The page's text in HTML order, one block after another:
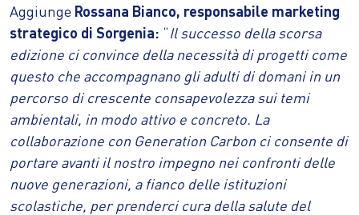
Aggiunge Rossana Bianco, responsabile marketing
strategico di Sorgenia: “Il successo della scorsa
edizione ci convince della necessità di progetti come
questo che accompagnano gli adulti di domani in un
percorso di crescente consapevolezza sui temi
ambientali, in modo attivo e concreto. La
collaborazione con Generation Carbon ci consente di
portare avanti il nostro impegno nei confronti delle
nuove generazioni, a fianco delle istituzioni
scolastiche, per prenderci cura della salute del